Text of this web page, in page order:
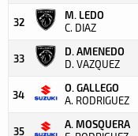
32
M. LEDO
C. DIAZ
33
D. AMENEDO
D. VAZQUEZ
34
O. GALLEGO
A. RODRIGUEZ
35
A. MOSQUERA